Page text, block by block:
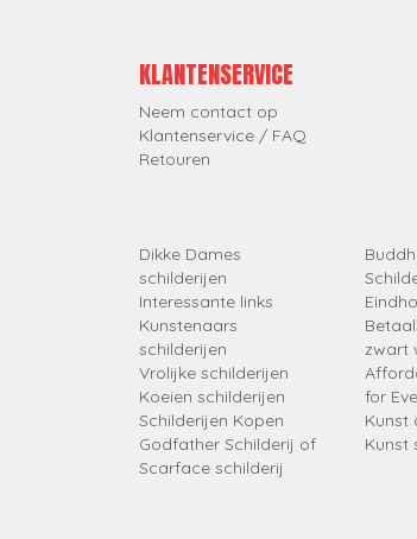
KLANTENSERVICE
Neem contact op
Klantenservice / FAQ
Retouren
Dikke Dames
schilderijen
Interessante links
Kunstenaars
schilderijen
Vrolijke schilderijen
Koeien schilderijen
Schilderijen Kopen
Godfather Schilderij of
Scarface schilderij
zwart
for
Kunst
Kunst